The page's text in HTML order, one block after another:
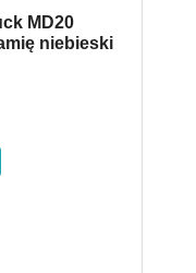
MD20
niebieski